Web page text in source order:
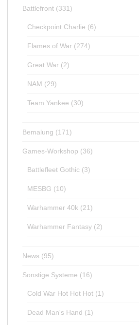
Battlefront (331)
Checkpoint Charlie (6)
Flames of War (274)
Great War (2)
NAM (29)
Team Yankee (30)
Bemalung (171)
Games-Workshop (36)
Battlefleet Gothic (3)
MESBG (10)
Warhammer 40k (21)
Warhammer Fantasy (2)
News (95)
Sonstige Systeme (16)
Cold War Hot Hot Hot (1)
Dead Man's Hand (1)